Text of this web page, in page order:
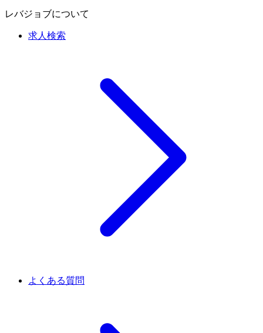
レバジョブについて
求人検索
よくある質問